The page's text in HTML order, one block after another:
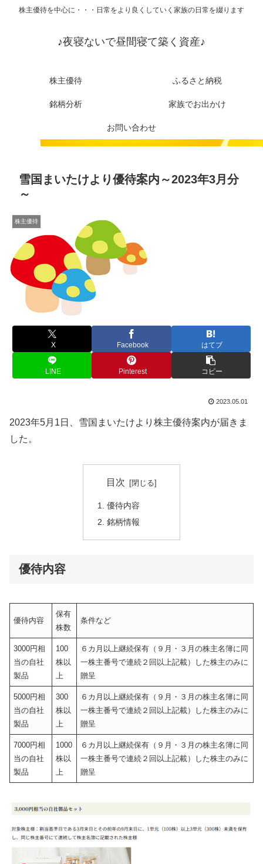
株主優待を中心に・・・日常をより良くしていく家族の日常を綴ります
♪夜寝ないで昼間寝て築く資産♪
株主優待 ふるさと納税
銘柄分析 家族でお出かけ
お問い合わせ
雪国まいたけより優待案内～2023年3月分
～
株主優待
X Facebook はてブ
LINE Pinterest コピー
2023.05.01
2023年5月1日、雪国まいたけより株主優待案内が届きま
した。
目次
優待内容
銘柄情報
優待内容
優待内容
保有
株数
条件など
3000円相
当の自社
製品
100
株以
上
６カ月以上継続保有（９月・３月の株主名簿に同
一株主番号で連続２回以上記載）した株主のみに
贈呈
5000円相
当の自社
製品
300
株以
上
６カ月以上継続保有（９月・３月の株主名簿に同
一株主番号で連続２回以上記載）した株主のみに
贈呈
7000円相
当の自社
製品
1000
株以
上
６カ月以上継続保有（９月・３月の株主名簿に同
一株主番号で連続２回以上記載）した株主のみに
贈呈